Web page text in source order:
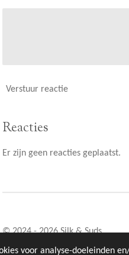
voor analyse-doeleinden
Verstuur reactie
Reacties
Er zijn geen reacties geplaatst.
© 2024 - 2026 Silk & Suds